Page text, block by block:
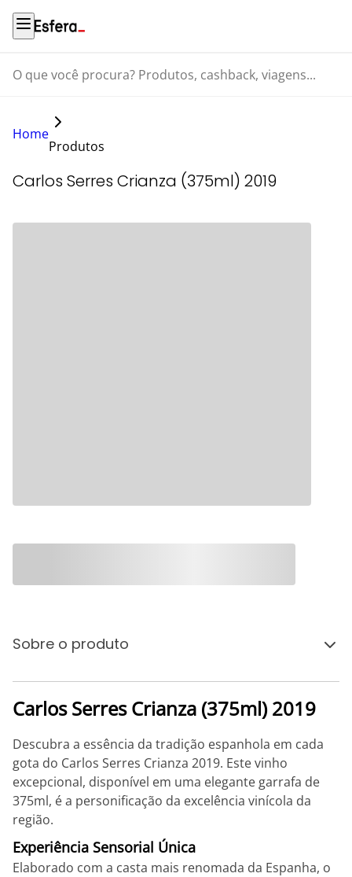
O que você procura? Produtos, cashback, viagens...
Home
Produtos
Carlos Serres Crianza (375ml) 2019
Sobre o produto
Carlos Serres Crianza (375ml) 2019
Descubra a essência da tradição espanhola em cada
gota do Carlos Serres Crianza 2019. Este vinho
excepcional, disponível em uma elegante garrafa de
375ml, é a personificação da excelência vinícola da
região.
Experiência Sensorial Única
Elaborado com a casta mais renomada da Espanha, o